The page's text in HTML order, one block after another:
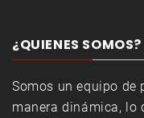
¿QUIENES SOMOS?
Somos un equipo de
manera dinámica, lo